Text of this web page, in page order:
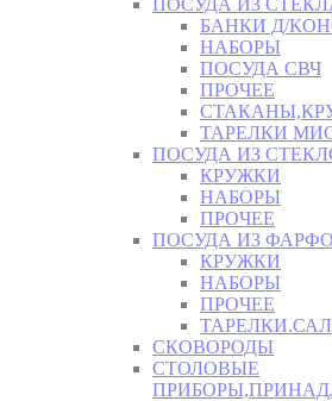
ПОСУДА ИЗ
БАНКИ Д/
НАБОРЫ
ПОСУДА СВЧ
ПРОЧЕЕ
ТАРЕЛКИ
ПОСУДА ИЗ
КРУЖКИ
НАБОРЫ
ПРОЧЕЕ
ПОСУДА ИЗ
КРУЖКИ
НАБОРЫ
ПРОЧЕЕ
СКОВОРОДЫ
СТОЛОВЫЕ